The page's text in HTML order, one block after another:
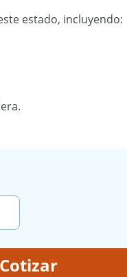
estado, incluyendo:
Cotizar